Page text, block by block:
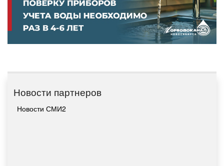
Новости партнеров
Новости СМИ2